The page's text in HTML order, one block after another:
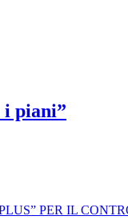
i piani”
PER IL